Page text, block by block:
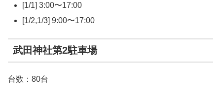
[1/1] 3:00〜17:00
[1/2,1/3] 9:00〜17:00
武田神社第2駐車場
台数：80台